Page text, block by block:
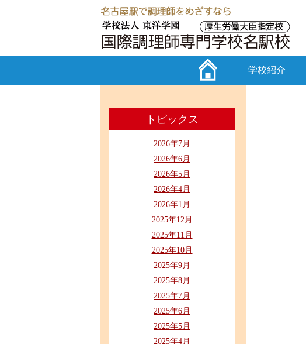
学校紹介
トピックス
2026年7月
2026年6月
2026年5月
2026年4月
2026年1月
2025年12月
2025年11月
2025年10月
2025年9月
2025年8月
2025年7月
2025年6月
2025年5月
2025年4月